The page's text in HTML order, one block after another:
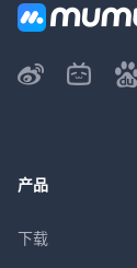
产品
下载